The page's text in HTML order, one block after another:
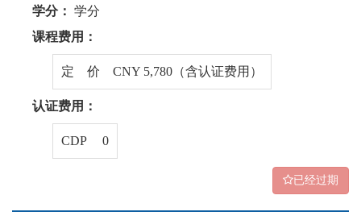
学分： 学分
课程费用：
定 价 CNY 5,780（含认证费用）
认证费用：
CDP 0
已经过期